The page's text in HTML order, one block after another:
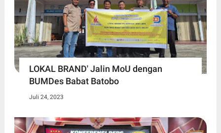
LOKAL BRAND' Jalin MoU dengan
BUMDes Babat Batobo
Juli 24, 2023